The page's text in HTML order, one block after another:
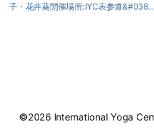
子・花井葵開催場所:IYC表参道
©2026 International Yoga